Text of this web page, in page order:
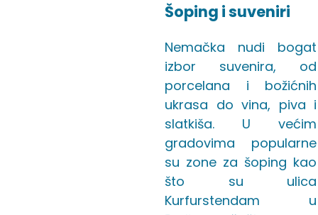
Šoping i suveniri
Nemačka nudi bogat
izbor suvenira, od
porcelana i božićnih
ukrasa do vina, piva i
slatkiša. U većim
gradovima popularne
su zone za šoping kao
što su ulica
Kurfurstendam u